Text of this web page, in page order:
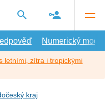
Numerický model
letními, zítra i tropickými
kraj